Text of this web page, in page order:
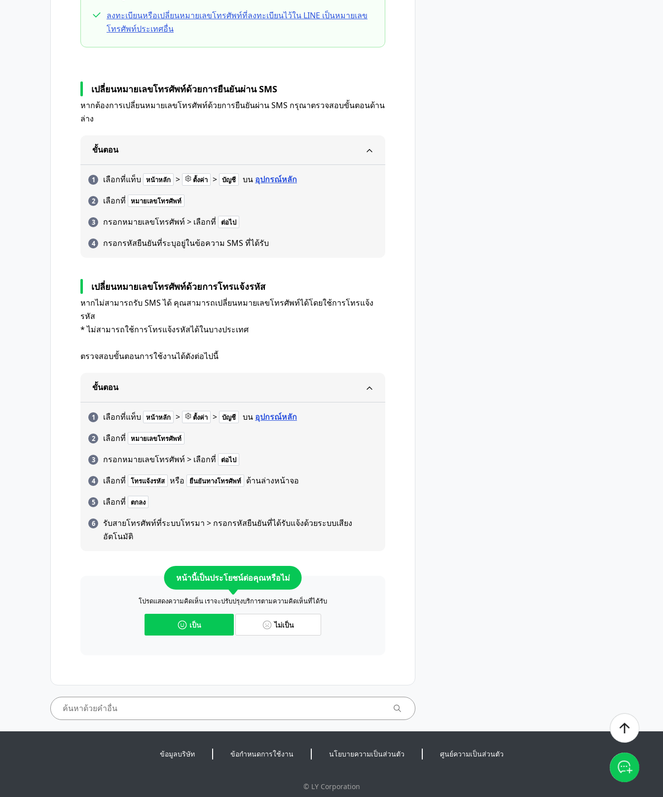
ลงทะเบียนหรือเปลี่ยนหมายเลขโทรศัพท์ที่ลงทะเบียนไว้ใน LINE เป็นหมายเลข
โทรศัพท์ประเทศอื่น
เปลี่ยนหมายเลขโทรศัพท์ด้วยการยืนยันผ่าน SMS
หากต้องการเปลี่ยนหมายเลขโทรศัพท์ด้วยการยืนยันผ่าน SMS กรุณาตรวจสอบขั้นตอนด้าน
ล่าง
ขั้นตอน
เลือกที่แท็บ หน้าหลัก > ตั้งค่า > บัญชี บน อุปกรณ์หลัก
เลือกที่
หมายเลขโทรศัพท์
กรอกหมายเลขโทรศัพท์ > เลือกที่ ต่อไป
กรอกรหัสยืนยันที่ระบุอยู่ในข้อความ SMS ที่ได้รับ
เปลี่ยนหมายเลขโทรศัพท์ด้วยการโทรแจ้งรหัส
หากไม่สามารถรับ SMS ได้ คุณสามารถเปลี่ยนหมายเลขโทรศัพท์ได้โดยใช้การโทรแจ้ง
รหัส
* ไม่สามารถใช้การโทรแจ้งรหัสได้ในบางประเทศ
ตรวจสอบขั้นตอนการใช้งานได้ดังต่อไปนี้
ขั้นตอน
เลือกที่แท็บ หน้าหลัก > ตั้งค่า > บัญชี บน อุปกรณ์หลัก
เลือกที่
หมายเลขโทรศัพท์
กรอกหมายเลขโทรศัพท์ > เลือกที่ ต่อไป
เลือกที่ โทรแจ้งรหัส หรือ ยืนยันทางโทรศัพท์
ด้านล่างหน้าจอ
เลือกที่
ตกลง
รับสายโทรศัพท์ที่ระบบโทรมา > กรอกรหัสยืนยันที่ได้รับแจ้งด้วยระบบเสียง
อัตโนมัติ
หน้านี้เป็นประโยชน์ต่อคุณหรือไม่
โปรดแสดงความคิดเห็น เราจะปรับปรุงบริการตามความคิดเห็นที่ได้รับ
เป็น ไม่เป็น
ข้อมูลบริษัท ข้อกำหนดการใช้งาน นโยบายความเป็นส่วนตัว ศูนย์ความเป็นส่วนตัว
© LY Corporation